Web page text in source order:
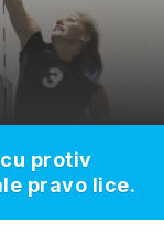
protiv
pravo lice.